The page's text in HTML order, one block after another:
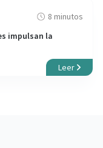
8 minutos
impulsan la
Leer